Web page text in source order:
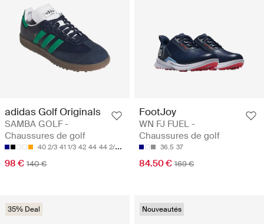
adidas Golf Originals
SAMBA GOLF -
Chaussures de golf
40 2/3 41 1/3 42 44 44 2/3
98 € 140 €
FootJoy
WN FJ FUEL -
Chaussures de golf
36.5 37
84.50 € 169 €
35% Deal Nouveautés